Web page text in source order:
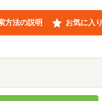
方法の説明 お気に入